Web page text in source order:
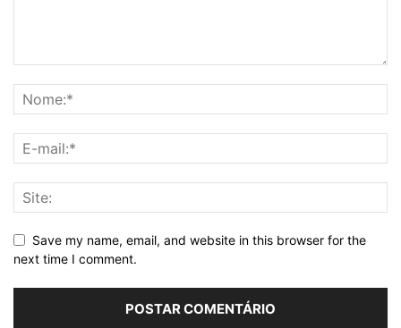
Save my name, email, and website in this browser for the
next time I comment.